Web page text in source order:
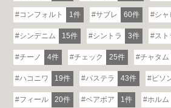
コンフォルト 1件 サブレ 60件 シャ
シンデニム 15件 シントラ 3件 ス
チーノ 4件 チェック 25件 チャタム
ハコニワ 19件 パステラ 43件 ビソ
フィール 20件 ベアボア 1件 ホルム